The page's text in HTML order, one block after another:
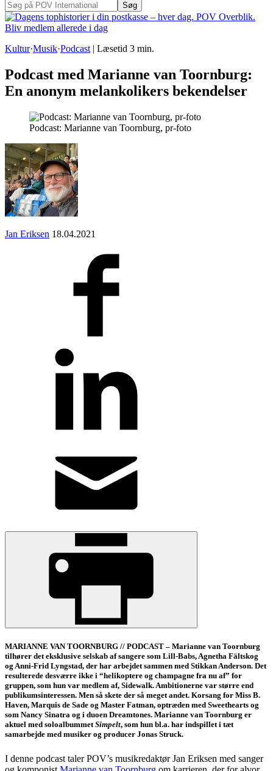
Søg
på
POV
Kultur·Musik·Podcast Læsetid 3 min.
Podcast med Marianne van Toornburg:
En anonym melankolikers bekendelser
Podcast: Marianne van Toornburg, pr-foto
Jan Eriksen 18.04.2021
MARIANNE VAN TOORNBURG // PODCAST – Marianne van Toornburg
tilhører det eksklusive selskab af sangere som Lill-Babs, Agnetha Fältskog
og Anni-Frid Lyngstad, der har arbejdet sammen med Stikkan Anderson. Det
resulterede desværre ikke i “helikoptere og champagne fra nu af” for
gruppen, som hun var medlem af, Sidewalk. Ambitionerne var større end
publikumsinteressen. Men så skete der så meget andet. Korsang for Miss B.
Haven, Marquis de Sade og Master Fatman, optræden med Sweethearts og
som Nancy Sinatra og i duoen Dreamtones. Marianne van Toornburg er
aktuel med soloalbummetSimpelt, som hun bl.a. har indspillet i tæt
samarbejde med musiker og producer Jonas Struck.
I denne podcast taler POV’s musikredaktør Jan Eriksen med sanger